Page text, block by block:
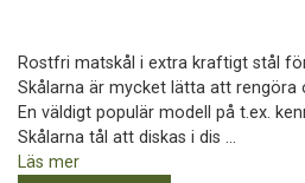
Rostfri matskål i extra kraftigt stål
Skålarna är mycket lätta att rengöra
En väldigt populär modell på t.ex.
Skålarna tål att diskas i dis ...
Läs mer